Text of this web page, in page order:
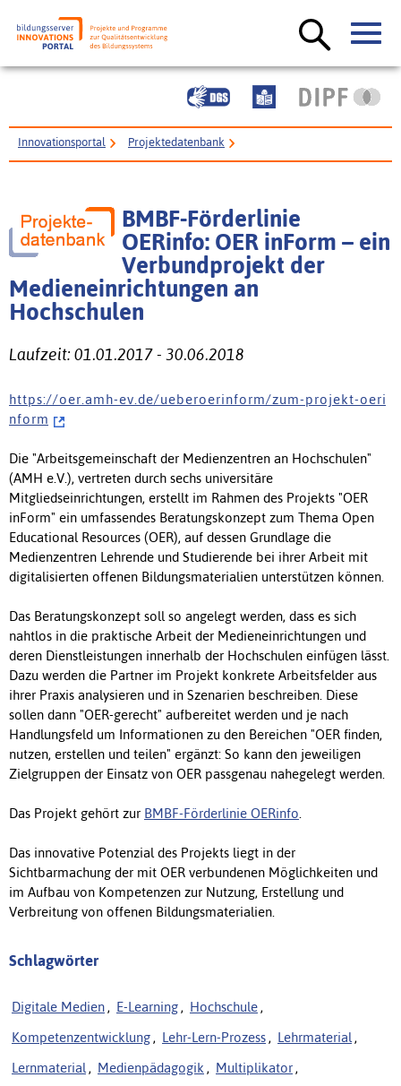
Innovationsportal Projektedatenbank
BMBF-Förderlinie
OERinfo: OER inForm – ein
Verbundprojekt der
Medieneinrichtungen an
Hochschulen
Laufzeit: 01.01.2017 - 30.06.2018
h t t p s : / / o e r . a m h - e v . d e / u e b e r o e r i n f o r m / z u m - p r o j e k t - o e r i
n f o r m
Die "Arbeitsgemeinschaft der Medienzentren an Hochschulen"
(AMH e.V.), vertreten durch sechs universitäre
Mitgliedseinrichtungen, erstellt im Rahmen des Projekts "OER
inForm" ein umfassendes Beratungskonzept zum Thema Open
Educational Resources (OER), auf dessen Grundlage die
Medienzentren Lehrende und Studierende bei ihrer Arbeit mit
digitalisierten offenen Bildungsmaterialien unterstützen können.
Das Beratungskonzept soll so angelegt werden, dass es sich
nahtlos in die praktische Arbeit der Medieneinrichtungen und
deren Dienstleistungen innerhalb der Hochschulen einfügen lässt.
Dazu werden die Partner im Projekt konkrete Arbeitsfelder aus
ihrer Praxis analysieren und in Szenarien beschreiben. Diese
sollen dann "OER-gerecht" aufbereitet werden und je nach
Handlungsfeld um Informationen zu den Bereichen "OER finden,
nutzen, erstellen und teilen" ergänzt: So kann den jeweiligen
Zielgruppen der Einsatz von OER passgenau nahegelegt werden.
Das Projekt gehört zur BMBF-Förderlinie OERinfo
Das innovative Potenzial des Projekts liegt in der
Sichtbarmachung der mit OER verbundenen Möglichkeiten und
im Aufbau von Kompetenzen zur Nutzung, Erstellung und
Verbreitung von offenen Bildungsmaterialien.
Schlagwörter
Digitale Medien , E-Learning , Hochschule ,
Kompetenzentwicklung , Lehr-Lern-Prozess , Lehrmaterial ,
Lernmaterial , Medienpädagogik , Multiplikator ,